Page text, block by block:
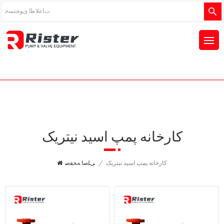
کارخانه پمپ اسید نیتریک
ﯽﻠﺻﺍ ﻪﺤﻔﺻ / کارخانه پمپ اسید نیتریک